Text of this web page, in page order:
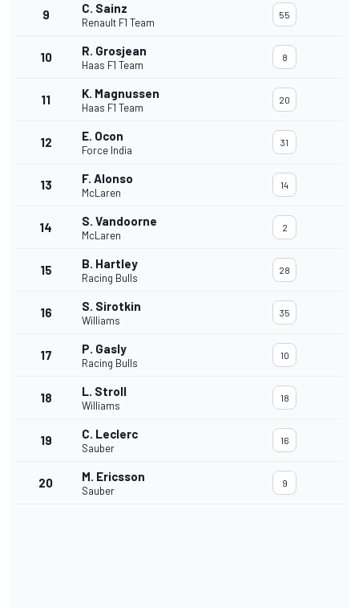
9 C. Sainz
Renault F1 Team
55
10 R. Grosjean
Haas F1 Team
8
11 K. Magnussen
Haas F1 Team
20
12 E. Ocon
Force India
31
13 F. Alonso
McLaren
14
14 S. Vandoorne
McLaren
2
15 B. Hartley
Racing Bulls
28
16 S. Sirotkin
Williams
35
17 P. Gasly
Racing Bulls
10
18 L. Stroll
Williams
18
19 C. Leclerc
Sauber
16
20 M. Ericsson
Sauber
9